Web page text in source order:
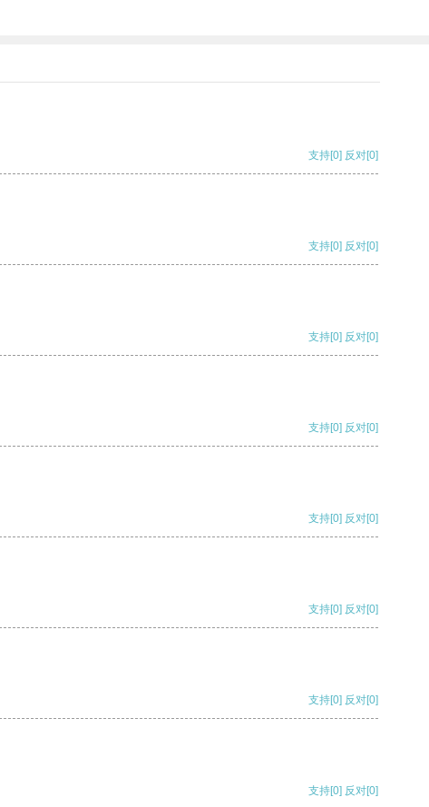
支持[0] 反对[0]
支持[0] 反对[0]
支持[0] 反对[0]
支持[0] 反对[0]
支持[0] 反对[0]
支持[0] 反对[0]
支持[0] 反对[0]
支持[0] 反对[0]